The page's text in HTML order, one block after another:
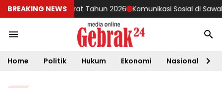
BREAKING NEWS
Matra Darat Tahun 2026 Komunikasi Sosial di Sawah,
Home Politik Hukum Ekonomi Nasional